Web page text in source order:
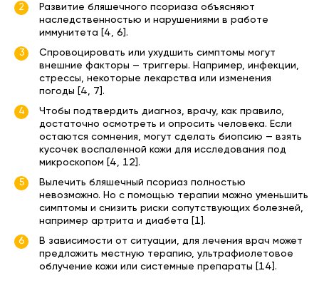
Развитие бляшечного псориаза объясняют
наследственностью и нарушениями в работе
иммунитета [4, 6].
Спровоцировать или ухудшить симптомы могут
внешние факторы — триггеры. Например, инфекции,
стрессы, некоторые лекарства или изменения
погоды [4, 7].
Чтобы подтвердить диагноз, врачу, как правило,
достаточно осмотреть и опросить человека. Если
остаются сомнения, могут сделать биопсию — взять
кусочек воспаленной кожи для исследования под
микроскопом [4, 12].
Вылечить бляшечный псориаз полностью
невозможно. Но с помощью терапии можно уменьшить
симптомы и снизить риски сопутствующих болезней,
например артрита и диабета [1].
В зависимости от ситуации, для лечения врач может
предложить местную терапию, ультрафиолетовое
облучение кожи или системные препараты [14].